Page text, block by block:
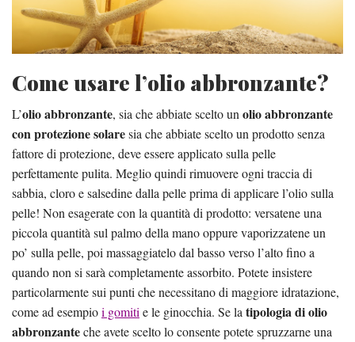
Come usare l’olio abbronzante?
L’olio abbronzante, sia che abbiate scelto unolio abbronzante
con protezione solaresia che abbiate scelto un prodotto senza
fattore di protezione, deve essere applicato sulla pelle
perfettamente pulita. Meglio quindi rimuovere ogni traccia di
sabbia, cloro e salsedine dalla pelle prima di applicare l’olio sulla
pelle! Non esagerate con la quantità di prodotto: versatene una
piccola quantità sul palmo della mano oppure vaporizzatene un
po’ sulla pelle, poi massaggiatelo dal basso verso l’alto fino a
quando non si sarà completamente assorbito. Potete insistere
particolarmente sui punti che necessitano di maggiore idratazione,
come ad esempioi gomitie le ginocchia. Se latipologia di olio
abbronzanteche avete scelto lo consente potete spruzzarne una